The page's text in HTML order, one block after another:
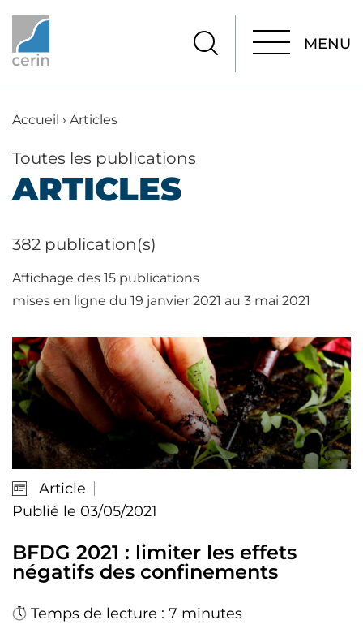
MENU
Accueil › Articles
Toutes les publications
ARTICLES
382 publication(s)
Affichage des 15 publications
mises en ligne du 19 janvier 2021 au 3 mai 2021
Article
Publié le 03/05/2021
BFDG 2021 : limiter les effets
négatifs des confinements
Temps de lecture : 7 minutes